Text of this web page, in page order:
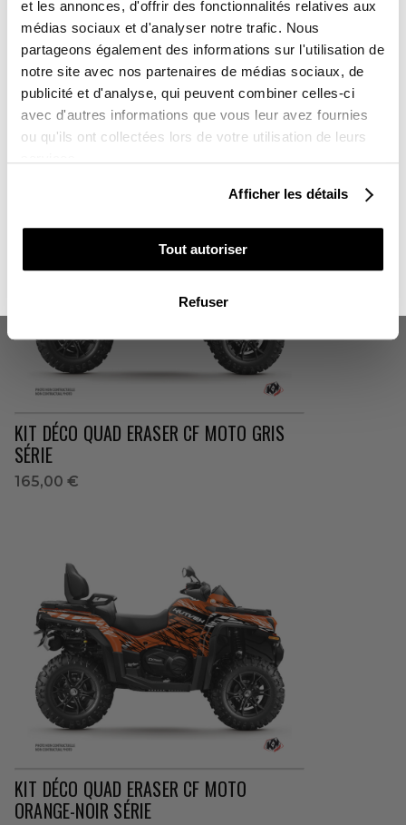
et les annonces, d'offrir des fonctionnalités relatives aux
médias sociaux et d'analyser notre trafic. Nous
partageons également des informations sur l'utilisation de
notre site avec nos partenaires de médias sociaux, de
publicité et d'analyse, qui peuvent combiner celles-ci
avec d'autres informations que vous leur avez fournies
ou qu'ils ont collectées lors de votre utilisation de leurs
Afficher les détails
Tout autoriser
Refuser
KIT DÉCO QUAD STAGE CF MOTO ORANGE
SÉRIE
165,00 €
KIT DÉCO QUAD ERASER CF MOTO GRIS
SÉRIE
165,00 €
KIT DÉCO QUAD ERASER CF MOTO
ORANGE-NOIR SÉRIE
-10%
Sur l'ensemble de votre commande
Vous souhaitez en profiter :
POUR UN PROCHE